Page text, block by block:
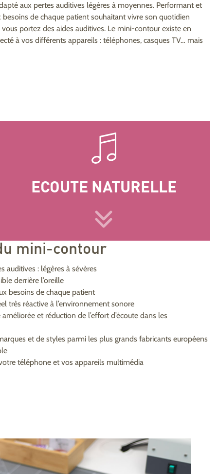
aux pertes auditives légères à moyennes. Performant et
de chaque patient souhaitant vivre son quotidien
portez des aides auditives. Le mini-contour existe en
à vos différents appareils : téléphones, casques TV… mais
ECOUTE NATURELLE
mini-contour
auditives : légères à sévères
derrière l’oreille
besoins de chaque patient
très réactive à l’environnement sonore
et réduction de l’effort d’écoute dans les
et de styles parmi les plus grands fabricants européens
téléphone et vos appareils multimédia